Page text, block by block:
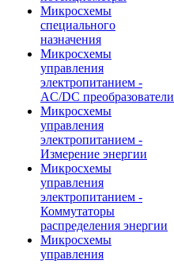
Микросхемы
специального
назначения
Микросхемы
управления
электропитанием -
AC/DC преобразователи
Микросхемы
управления
электропитанием -
Измерение энергии
Микросхемы
управления
электропитанием -
Коммутаторы
распределения энергии
Микросхемы
управления